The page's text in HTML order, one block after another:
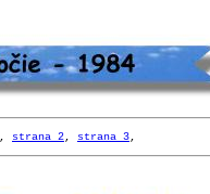
, strana 2, strana 3,